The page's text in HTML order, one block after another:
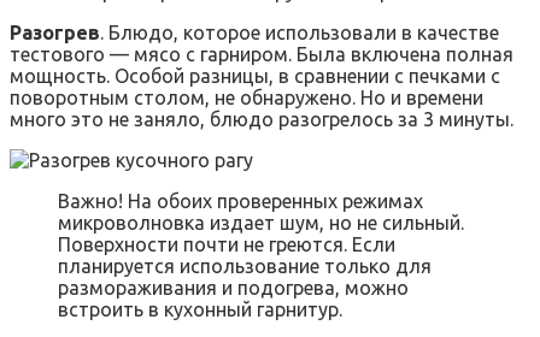
Разогрев. Блюдо, которое использовали в качестве
тестового — мясо с гарниром. Была включена полная
мощность. Особой разницы, в сравнении с печками с
поворотным столом, не обнаружено. Но и времени
много это не заняло, блюдо разогрелось за 3 минуты.
Важно! На обоих проверенных режимах
микроволновка издает шум, но не сильный.
Поверхности почти не греются. Если
планируется использование только для
размораживания и подогрева, можно
встроить в кухонный гарнитур.